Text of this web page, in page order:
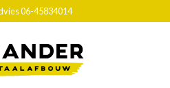
06-45834014